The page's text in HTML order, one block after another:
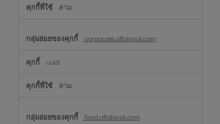
สาม
corporate.alfalaval.com
uuid
สาม
food.alfalaval.com